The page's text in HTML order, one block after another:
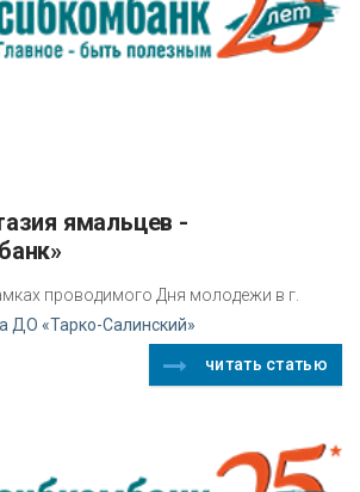
проводимого Дня молодежи в г.
ДО «Тарко-Салинский»
читать статью